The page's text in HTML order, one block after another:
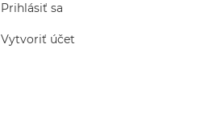
Prihlásiť sa
Vytvoriť účet